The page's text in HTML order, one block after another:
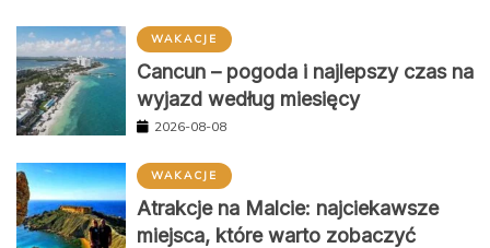
WAKACJE
Cancun – pogoda i najlepszy czas na
wyjazd według miesięcy
2026-08-08
WAKACJE
Atrakcje na Malcie: najciekawsze
miejsca, które warto zobaczyć